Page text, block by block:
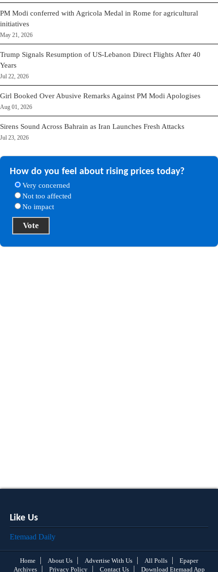
PM Modi conferred with Agricola Medal in Rome for agricultural
initiatives
May 21, 2026
Trump Signals Resumption of US-Lebanon Direct Flights After 40
Years
Jul 22, 2026
Girl Booked Over Abusive Remarks Against PM Modi Apologises
Aug 01, 2026
Sirens Sound Across Bahrain as Iran Launches Fresh Attacks
Jul 23, 2026
How do you feel about rising prices today?
Very concerned
Not too affected
No impact
Like Us
Etemaad Daily
Home About Us Advertise With Us All Polls
Epaper
Archives
Privacy Policy Contact Us Download Etemaad App